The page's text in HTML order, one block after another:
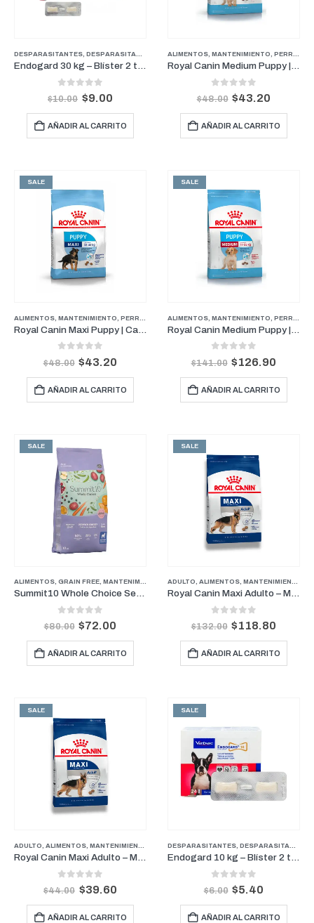
de
producto
DESPARASITANTES, DESPARASITANTES FARMACIA,PERROS
Endogard 30 kg – Blíster 2 tabletas
out of 5
$10.00 $9.00
AÑADIR AL CARRITO
ALIMENTOS, MANTENIMIENTO, PERROS
Royal Canin Medium Puppy | Cachorros de Razas Medianas 4kg
out of 5
$48.00 $43.20
AÑADIR AL CARRITO
SALE
ALIMENTOS MANTENIMIENTO PERROS PUPPY
Royal Canin Maxi Puppy | Cachorros razas Grandes 4kg
out of 5
$48.00 $43.20
AÑADIR AL CARRITO
SALE
ALIMENTOS MANTENIMIENTO PERROS
Royal Canin Medium Puppy | Cachorros de Razas Medianas 15kg
out of 5
$141.00 $126.90
AÑADIR AL CARRITO
SALE
ALIMENTOS, GRAIN FREE, MANTENIMIENTO PERROS, SENIOR
Summit10 Whole Choice Senior Pollo | Perros Senior todas las razas 10kg
out of 5
$80.00 $72.00
AÑADIR AL CARRITO
SALE
ADULTO, ALIMENTOS, MANTENIMIENTO
Royal Canin Maxi Adulto – Mantenimiento para Perros de Razas Grandes 15kg
out of 5
$132.00 $118.80
AÑADIR AL CARRITO
SALE
ADULTO, ALIMENTOS, MANTENIMIENTO PERROS
Royal Canin Maxi Adulto – Mantenimiento para Perros de Razas Grandes 4kg
out of 5
$44.00 $39.60
AÑADIR AL CARRITO
SALE
DESPARASITANTES, DESPARASITANTES
Endogard 10 kg – Blíster 2 tabletas
out of 5
$6.00 $5.40
AÑADIR AL CARRITO